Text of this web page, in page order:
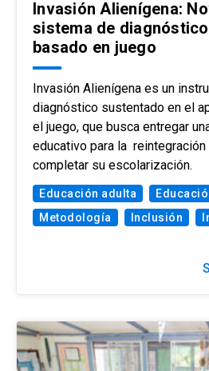
Invasión Alienígena:
sistema de
basado en juego
Invasión Alienígena es un
diagnóstico sustentado en el
el juego, que busca entregar
educativo para la
completar su escolarización.
Educación adulta
Metodología
Inclusión